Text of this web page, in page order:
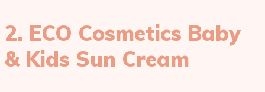
2. ECO Cosmetics Baby
& Kids Sun Cream